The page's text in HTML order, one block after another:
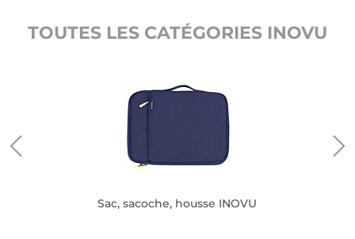
TOUTES LES CATÉGORIES INOVU
Sac, sacoche, housse INOVU